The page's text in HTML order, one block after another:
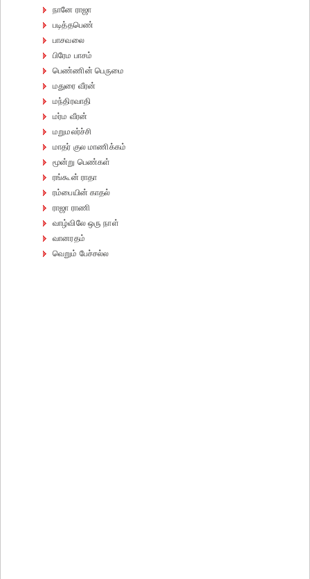
நானே ராஜா
படித்தபெண்
பாசவலை
பிரேம பாசம்
பெண்ணின் பெருமை
மதுரை வீரன்
மந்திரவாதி
மர்ம வீரன்
மறுமலர்ச்சி
மாதர் குல மாணிக்கம்
மூன்று பெண்கள்
ரங்கூன் ராதா
ரம்பையின் காதல்
ராஜா ராணி
வாழ்விலே ஒரு நாள்
வானரதம்
வெறும் பேச்சல்ல